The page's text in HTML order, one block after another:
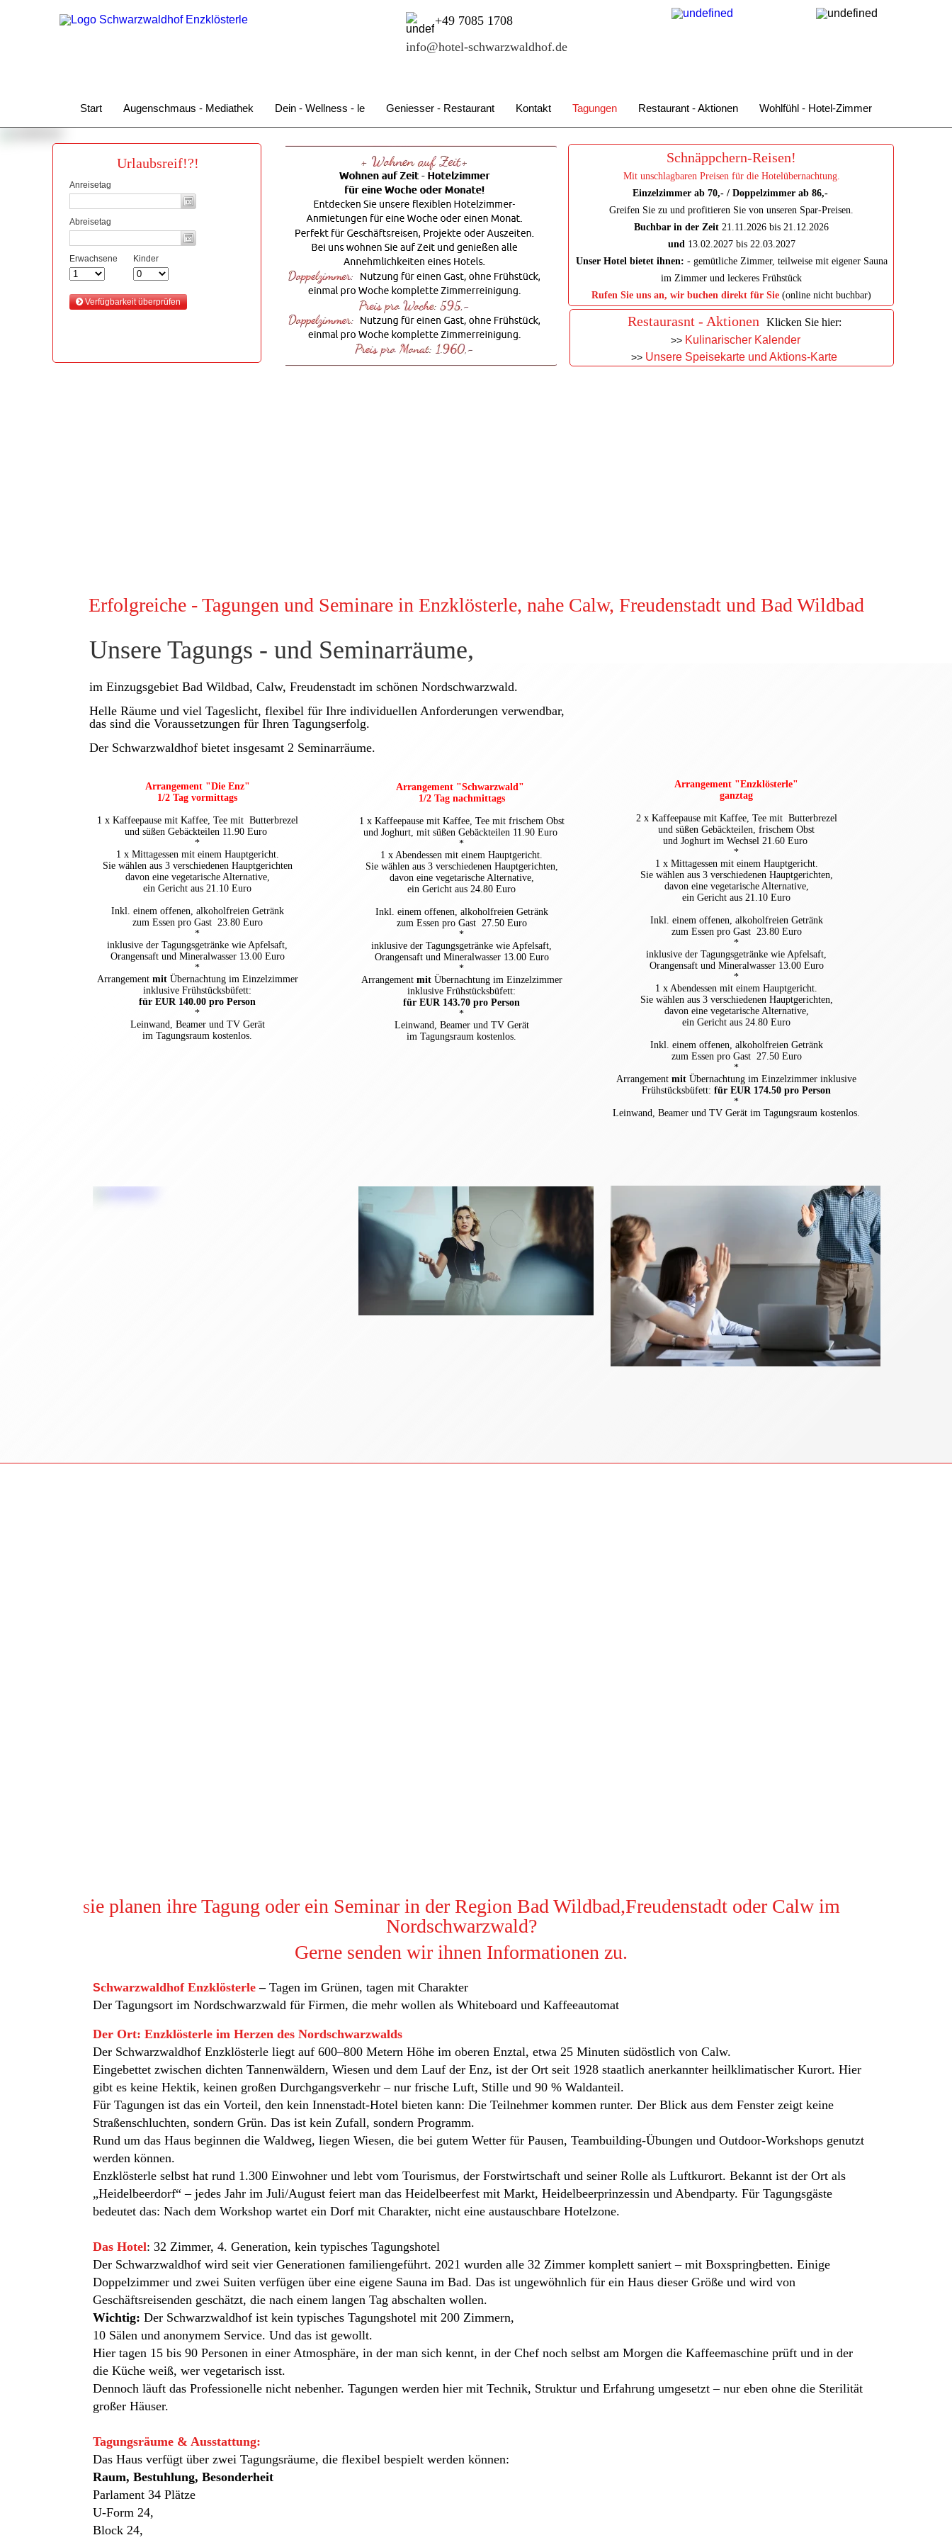
Start Augenschmaus - Mediathek Dein - Wellness - le Geniesser - Restaurant Kontakt Tagungen Restaurant - Aktionen Wohlfühl - Hotel-Zimmer
+49 7085 1708
info@hotel‑schwarzwaldhof.de
Urlaubsreif!?! Schnäppchern‑Reisen!
Mit unschlagbaren Preisen für die Hotelübernachtung.
Einzelzimmer ab 70,- / Doppelzimmer ab 86,-
Greifen Sie zu und profitieren Sie von unseren Spar‑Preisen.
Buchbar in der Zeit 21.11.2026 bis 21.12.2026
und 13.02.2027 bis 22.03.2027
Unser Hotel bietet ihnen: - gemütliche Zimmer, teilweise mit eigener Sauna
im Zimmer und leckeres Frühstück
Rufen Sie uns an, wir buchen direkt für Sie (online nicht buchbar)
Restaurasnt - Aktionen Klicken Sie hier:
>> Kulinarischer Ka lender
>> Unsere Speisekarte und Aktions‑Karte
Sie planen ihre Tagung oder ein Seminar in der Region Bad Wildbad,Freudenstadt oder Calw im
Nordschwarzwald?
Gerne senden wir ihnen Informationen zu.
Schwarzwaldhof Enzklösterle –Tagen im Grünen, tagen mit Charakter
Der Tagungsort im Nordschwarzwald für Firmen, die mehr wollen als Whiteboard und Kaffeeautomat
Der Ort: Enzklösterle im Herzen des Nordschwarzwalds
Der Schwarzwaldhof Enzklösterle liegt auf 600–800 Metern Höhe im oberen Enztal, etwa 25 Minuten südöstlich von Calw.
Eingebettet zwischen dichten Tannenwäldern, Wiesen und dem Lauf der Enz, ist der Ort seit 1928 staatlich anerkannter heilklimatischer Kurort. Hier
gibt es keine Hektik, keinen großen Durchgangsverkehr – nur frische Luft, Stille und 90 % Waldanteil.
Für Tagungen ist das ein Vorteil, den kein Innenstadt‑Hotel bieten kann: Die Teilnehmer kommen runter. Der Blick aus dem Fenster zeigt keine
Straßenschluchten, sondern Grün. Das ist kein Zufall, sondern Programm.
Rund um das Haus beginnen die Waldweg, liegen Wiesen, die bei gutem Wetter für Pausen, Teambuilding‑Übungen und Outdoor‑Workshops genutzt
werden können.
Enzklösterle selbst hat rund 1.300 Einwohner und lebt vom Tourismus, der Forstwirtschaft und seiner Rolle als Luftkurort. Bekannt ist der Ort als
„Heidelbeerdorf“ – jedes Jahr im Juli/August feiert man das Heidelbeerfest mit Markt, Heidelbeerprinzessin und Abendparty. Für Tagungsgäste
bedeutet das: Nach dem Workshop wartet ein Dorf mit Charakter, nicht eine austauschbare Hotelzone.
Das Hotel: 32 Zimmer, 4. Generation, kein typisches Tagungshotel
Der Schwarzwaldhof wird seit vier Generationen familiengeführt. 2021 wurden alle 32 Zimmer komplett saniert – mit Boxspringbetten. Einige
Doppelzimmer und zwei Suiten verfügen über eine eigene Sauna im Bad. Das ist ungewöhnlich für ein Haus dieser Größe und wird von
Geschäftsreisenden geschätzt, die nach einem langen Tag abschalten wollen.
Wichtig: Der Schwarzwaldhof ist kein typisches Tagungshotel mit 200 Zimmern,
10 Sälen und anonymem Service. Und das ist gewollt.
Hier tagen 15 bis 90 Personen in einer Atmosphäre, in der man sich kennt, in der Chef noch selbst am Morgen die Kaffeemaschine prüft und in der
die Küche weiß, wer vegetarisch isst.
Dennoch läuft das Professionelle nicht nebenher. Tagungen werden hier mit Technik, Struktur und Erfahrung umgesetzt – nur eben ohne die Sterilität
großer Häuser.
Tagungsräume & Ausstattung:
Das Haus verfügt über zwei Tagungsräume, die flexibel bespielt werden können:
Raum, Bestuhlung, Besonderheit
Parlament 34 Plätze
U‑Form 24,
Block 24,
Unsere Tagungs - und Seminarräume,
im Einzugsgebiet Bad Wildbad, Calw, Freudenstadt im schönen Nordschwarzwald.
Helle Räume und viel Tageslicht, flexibel für Ihre individuellen Anforderungen verwendbar,
das sind die Voraussetzungen für Ihren Tagungserfolg.
Der Schwarzwaldhof bietet insgesamt 2 Seminarräume.
Erfolgreiche - Tagungen und Seminare in Enzklösterle, nahe Calw, Freudenstadt und Bad Wildbad
Arrangement "Enzklösterle"
ganztag
2 x Kaffeepause mit Kaffee, Tee mit Butterbrezel
und süßen Gebäckteilen, frischem Obst
und Joghurt im Wechsel 21.60 Euro
*
1 x Mittagessen mit einem Hauptgericht.
Sie wählen aus 3 verschiedenen Hauptgerichten,
davon eine vegetarische Alternative,
ein Gericht aus 21.10 Euro
Inkl. einem offenen, alkoholfreien Getränk
zum Essen pro Gast 23.80 Euro
*
inklusive der Tagungsgetränke wie Apfelsaft,
Orangensaft und Mineralwasser 13.00 Euro
*
1 x Abendessen mit einem Hauptgericht.
Sie wählen aus 3 verschiedenen Hauptgerichten,
davon eine vegetarische Alternative,
ein Gericht aus 24.80 Euro
Inkl. einem offenen, alkoholfreien Getränk
zum Essen pro Gast 27.50 Euro
*
Arrangement mit Übernachtung im Einzelzimmer inklusive
Frühstücksbüfett: für EUR 174.50 pro Person
*
Leinwand, Beamer und TV Gerät im Tagungsraum kostenlos.
Arrangement "Die Enz"
1/2 Tag vormittags
1 x Kaffeepause mit Kaffee, Tee mit Butterbrezel
und süßen Gebäckteilen 11.90 Euro
*
1 x Mittagessen mit einem Hauptgericht.
Sie wählen aus 3 verschiedenen Hauptgerichten
davon eine vegetarische Alternative,
ein Gericht aus 21.10 Euro
Inkl. einem offenen, alkoholfreien Getränk
zum Essen pro Gast 23.80 Euro
*
inklusive der Tagungsgetränke wie Apfelsaft,
Orangensaft und Mineralwasser 13.00 Euro
*
Arrangement mitÜbernachtung im Einzelzimmer
inklusive Frühstücksbüfett:
für EUR 140.00 pro Person
*
Leinwand, Beamer und TV Gerät
im Tagungsraum kostenlos.
Arrangement "Schwarzwald"
1/2 Tag nachmittags
1 x Kaffeepause mit Kaffee, Tee mit frischem Obst
und Joghurt, mit süßen Gebäckteilen 11.90 Euro
*
1 x Abendessen mit einem Hauptgericht.
Sie wählen aus 3 verschiedenen Hauptgerichten,
davon eine vegetarische Alternative,
ein Gericht aus 24.80 Euro
Inkl. einem offenen, alkoholfreien Getränk
zum Essen pro Gast 27.50 Euro
*
inklusive der Tagungsgetränke wie Apfelsaft,
Orangensaft und Mineralwasser 13.00 Euro
*
Arrangement mitÜbernachtung im Einzelzimmer
inklusive Frühstücksbüfett:
für EUR 143.70 pro Person
*
Leinwand, Beamer und TV Gerät
im Tagungsraum kostenlos.